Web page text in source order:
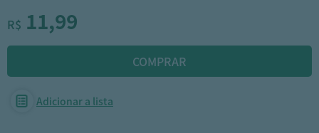
R$ 11,99
Adicionar a lista